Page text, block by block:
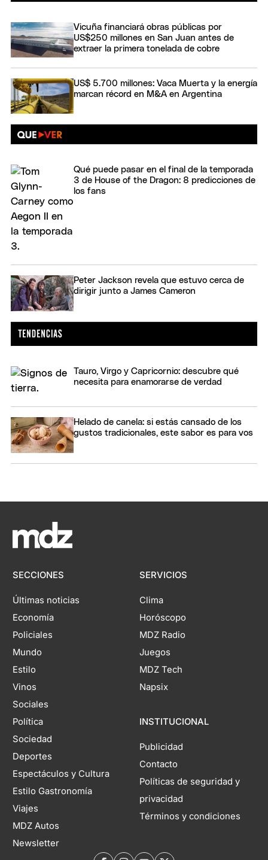
Vicuña financiará obras públicas por
US$250 millones en San Juan antes de
extraer la primera tonelada de cobre
US$ 5.700 millones: Vaca Muerta y la energía
marcan récord en M&A en Argentina
Qué puede pasar en el final de la temporada
3 de House of the Dragon: 8 predicciones de
los fans
Peter Jackson revela que estuvo cerca de
dirigir junto a James Cameron
Tauro, Virgo y Capricornio: descubre qué
necesita para enamorarse de verdad
Helado de canela: si estás cansado de los
gustos tradicionales, este sabor es para vos
SECCIONES
Últimas noticias
Economía
Policiales
Mundo
Estilo
Vinos
Sociales
Política
Sociedad
Deportes
Espectáculos y Cultura
Estilo Gastronomía
Viajes
MDZ Autos
Newsletter
SERVICIOS
Clima
Horóscopo
MDZ Radio
Juegos
MDZ Tech
Napsix
INSTITUCIONAL
Publicidad
Contacto
Políticas de seguridad y
privacidad
Términos y condiciones